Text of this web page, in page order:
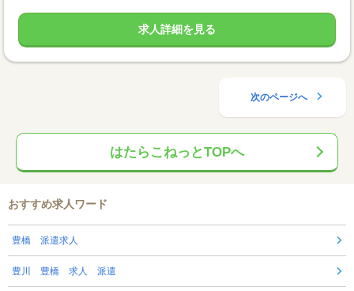
求人詳細を見る
次のページへ
はたらこねっとTOPへ
おすすめ求人ワード
豊橋 派遣求人
豊川 豊橋 求人 派遣